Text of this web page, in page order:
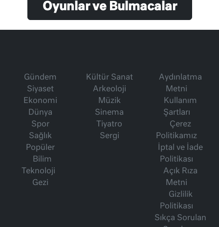
Oyunlar ve Bulmacalar
Gündem
Siyaset
Ekonomi
Dünya
Spor
Sağlık
Popüler
Bilim
Teknoloji
Gezi
Kültür Sanat
Arkeoloji
Müzik
Sinema
Tiyatro
Sergi
Aydınlatma
Metni
Kullanım
Şartları
Çerez
Politikamız
İptal ve İade
Politikası
Açık Rıza
Metni
Gizlilik
Politikası
Sıkça Sorulan